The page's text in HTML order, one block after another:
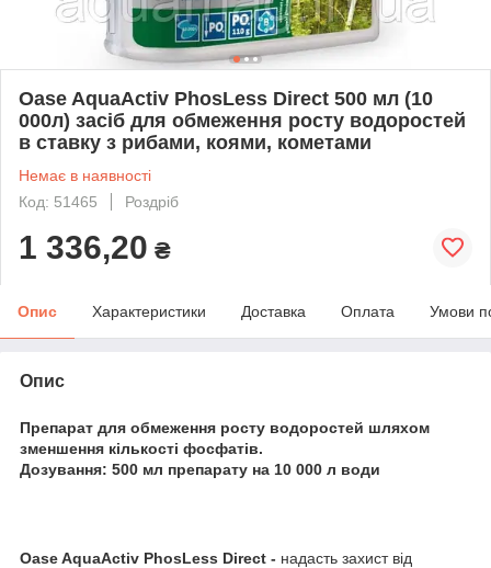
Oase AquaActiv PhosLess Direct 500 мл (10
000л) засіб для обмеження росту водоростей
в ставку з рибами, коями, кометами
Немає в наявності
Код: 51465
Роздріб
1 336,20 ₴
Опис Характеристики Доставка Оплата Умови
Опис
Препарат для обмеження росту водоростей шляхом
зменшення кількості фосфатів.
Дозування: 500 мл препарату на 10 000 л води
Oase AquaActiv PhosLess Direct - надасть захист від